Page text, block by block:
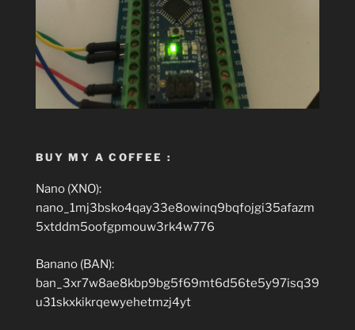
BUY MY A COFFEE :
Nano (XNO):
nano_1mj3bsko4qay33e8owinq9bqfojgi35afazm
5xtddm5oofgpmouw3rk4w776
Banano (BAN):
ban_3xr7w8ae8kbp9bg5f69mt6d56te5y97isq39
u31skxkikrqewyehetmzj4yt